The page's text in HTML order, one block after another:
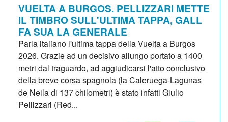
VUELTA A BURGOS. PELLIZZARI METTE
IL TIMBRO SULL'ULTIMA TAPPA, GALL
FA SUA LA GENERALE
Parla italiano l'ultima tappa della Vuelta a Burgos
2026. Grazie ad un decisivo allungo portato a 1400
metri dal traguardo, ad aggiudicarsi l'atto conclusivo
della breve corsa spagnola (la Caleruega-Lagunas
de Neila di 137 chilometri) è stato infatti Giulio
Pellizzari (Red...